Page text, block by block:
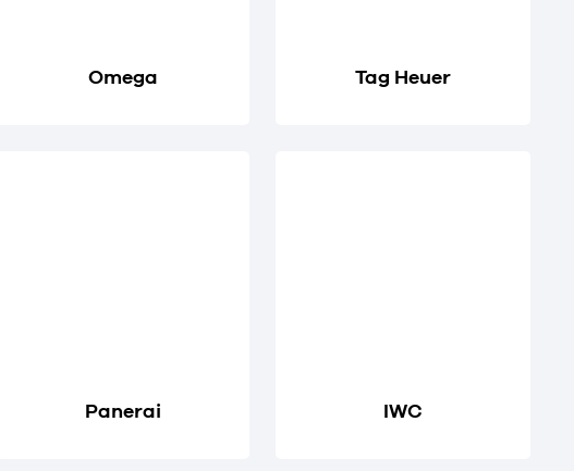
Omega Tag Heuer
Panerai IWC